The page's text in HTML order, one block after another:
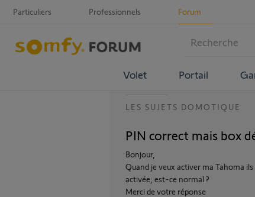
Particuliers Professionnels Forum
Volet Portail
LES SUJETS DOMOTIQUE
PIN correct mais box
Bonjour,
Quand je veux activer ma Tahoma
activée; est-ce normal ?
Merci de votre réponse